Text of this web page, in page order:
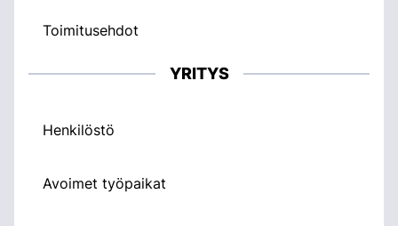
Toimitusehdot
YRITYS
Henkilöstö
Avoimet työpaikat